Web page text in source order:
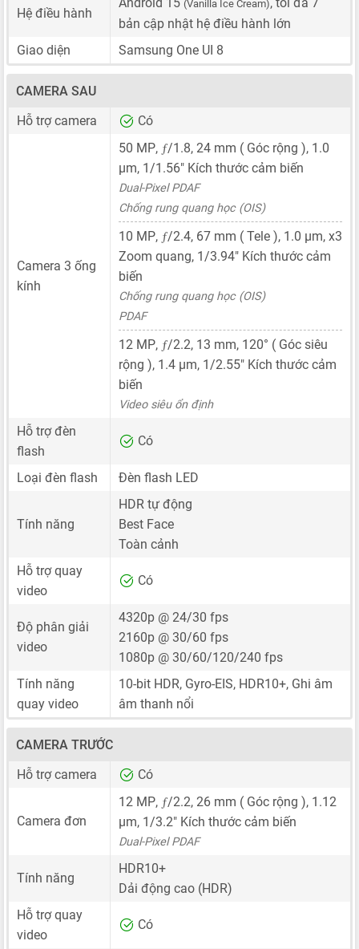
Hệ điều hành
(Vanilla Ice Cream)
bản cập nhật hệ điều hành lớn
Giao diện
Samsung One UI 8
CAMERA SAU
Hỗ trợ camera
Có
Camera 3 ống
kính
50 MP, ƒ/1.8, 24 mm ( Góc rộng ), 1.0
μm, 1/1.56" Kích thước cảm biến
Dual-Pixel PDAF
Chống rung quang học (OIS)
10 MP, ƒ/2.4, 67 mm ( Tele ), 1.0 μm, x3
Zoom quang, 1/3.94" Kích thước cảm
biến
Chống rung quang học (OIS)
PDAF
12 MP, ƒ/2.2, 13 mm, 120° ( Góc siêu
rộng ), 1.4 μm, 1/2.55" Kích thước cảm
biến
Video siêu ổn định
Hỗ trợ đèn
flash
Có
Loại đèn flash Đèn flash LED
Tính năng
HDR tự động
Best Face
Toàn cảnh
Hỗ trợ quay
video
Có
Độ phân giải
video
4320p @ 24/30 fps
2160p @ 30/60 fps
1080p @ 30/60/120/240 fps
Tính năng
quay video
10-bit HDR, Gyro-EIS, HDR10+, Ghi âm
âm thanh nổi
CAMERA TRƯỚC
Hỗ trợ camera
Có
Camera đơn
12 MP, ƒ/2.2, 26 mm ( Góc rộng ), 1.12
μm, 1/3.2" Kích thước cảm biến
Dual-Pixel PDAF
Tính năng
HDR10+
Dải động cao (HDR)
Hỗ trợ quay
video
Có